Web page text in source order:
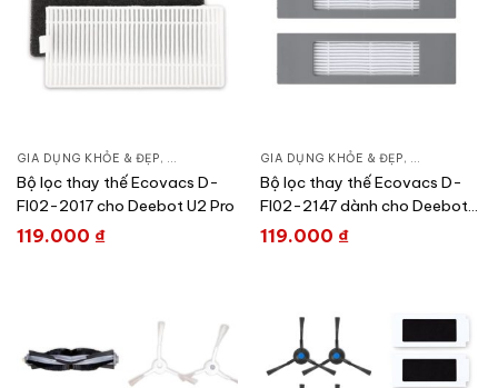
GIA DỤNG KHỎE & ĐẸP, CHĂM SÓC NHÀ CỬA, HÚT BỤI – ROBOT HÚT BỤI
Bộ lọc thay thế Ecovacs D-
FI02-2017 cho Deebot U2 Pro
119.000 ₫
GIA DỤNG KHỎE & ĐẸP, CHĂM SÓC
Bộ lọc thay thế Ecovacs D-
FI02-2147 dành cho Deebot
N8/N8 PRO/T8 Series/T9
119.000 ₫